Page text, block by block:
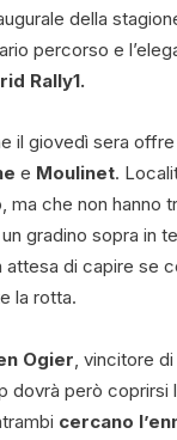
della
percorso e
Rally1.
il giovedì sera
e Moulinet.
che non hanno
gradino sopra in
di capire se
la rotta.
Ogier, vincitore
dovrà però
cercano